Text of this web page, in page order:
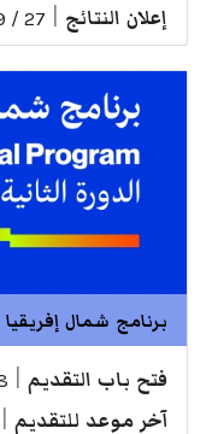
إعلان النتائج 27 / 9 / 2024
برنامج شمال إفريقيا
فتح باب التقديم
آخر موعد للتقديم